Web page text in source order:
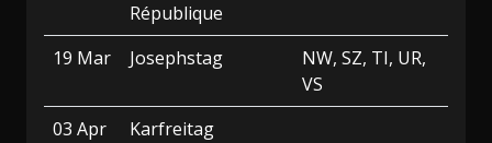
République
19 Mar Josephstag
NW, SZ, TI, UR,
VS
03 Apr
Karfreitag